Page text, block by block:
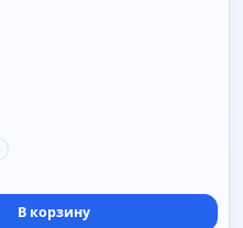
В корзину